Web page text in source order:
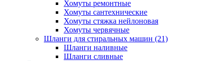
Хомуты ремонтные
Хомуты сантехнические
Хомуты стяжка нейлоновая
Хомуты червячные
Шланги для стиральных машин (21)
Шланги наливные
Шланги сливные